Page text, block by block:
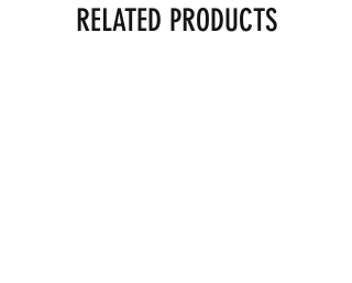
RELATED PRODUCTS